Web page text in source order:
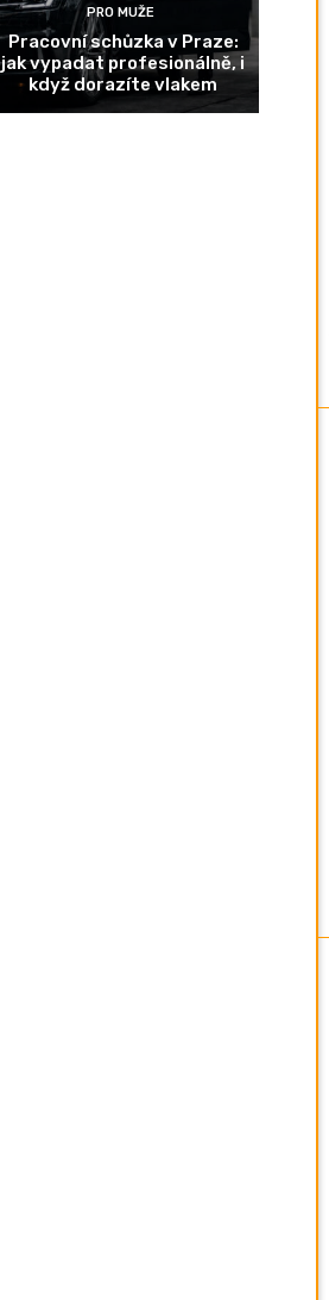
PRO MUŽE
Pracovní schůzka v Praze:
jak vypadat profesionálně, i
když dorazíte vlakem